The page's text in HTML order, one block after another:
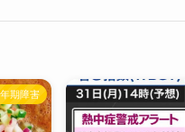
期障害